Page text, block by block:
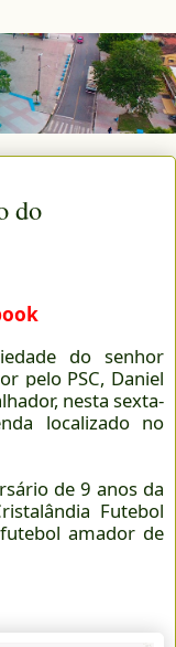
do
do senhor
pelo PSC, Daniel
nesta sexta-
localizado no
de 9 anos da
Futebol
amador de